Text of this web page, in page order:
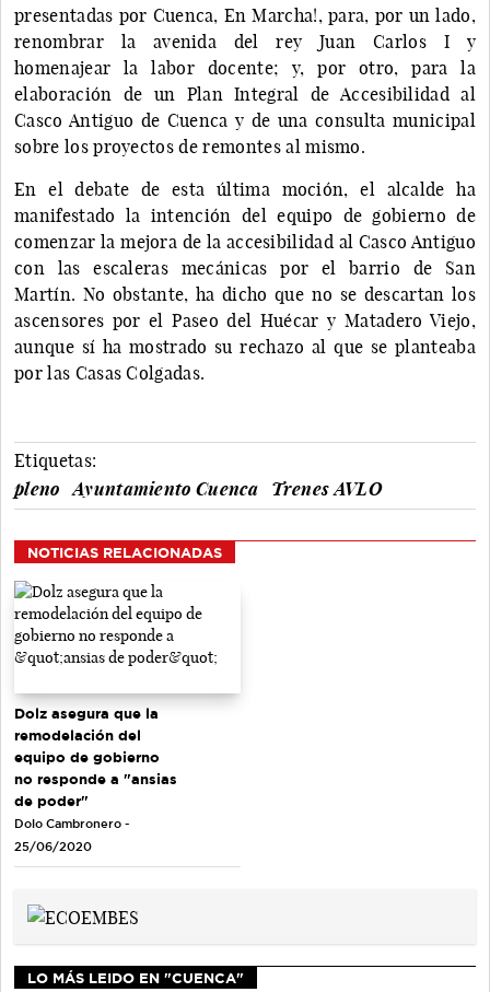
presentadas por Cuenca, En Marcha!, para, por un lado,
renombrar la avenida del rey Juan Carlos I y
homenajear la labor docente; y, por otro, para la
elaboración de un Plan Integral de Accesibilidad al
Casco Antiguo de Cuenca y de una consulta municipal
sobre los proyectos de remontes al mismo.
En el debate de esta última moción, el alcalde ha
manifestado la intención del equipo de gobierno de
comenzar la mejora de la accesibilidad al Casco Antiguo
con las escaleras mecánicas por el barrio de San
Martín. No obstante, ha dicho que no se descartan los
ascensores por el Paseo del Huécar y Matadero Viejo,
aunque sí ha mostrado su rechazo al que se planteaba
por las Casas Colgadas.
Etiquetas:
pleno
Ayuntamiento Cuenca Trenes AVLO
NOTICIAS RELACIONADAS
Dolz asegura que la
remodelación del
equipo de gobierno
no responde a "ansias
de poder"
Dolo Cambronero -
25/06/2020
LO MÁS LEIDO EN "CUENCA"